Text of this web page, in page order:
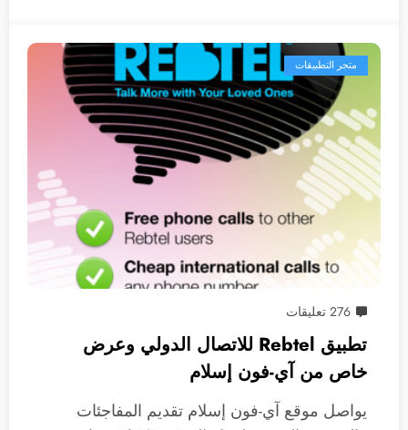
متجر التطبيقات
276 تعليقات
تطبيق Rebtel للاتصال الدولي وعرض
خاص من آي-فون إسلام
يواصل موقع آي-فون إسلام تقديم المفاجئات